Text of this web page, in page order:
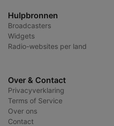
Hulpbronnen
Broadcasters
Widgets
Radio-websites per land
Over & Contact
Privacyverklaring
Terms of Service
Over ons
Contact